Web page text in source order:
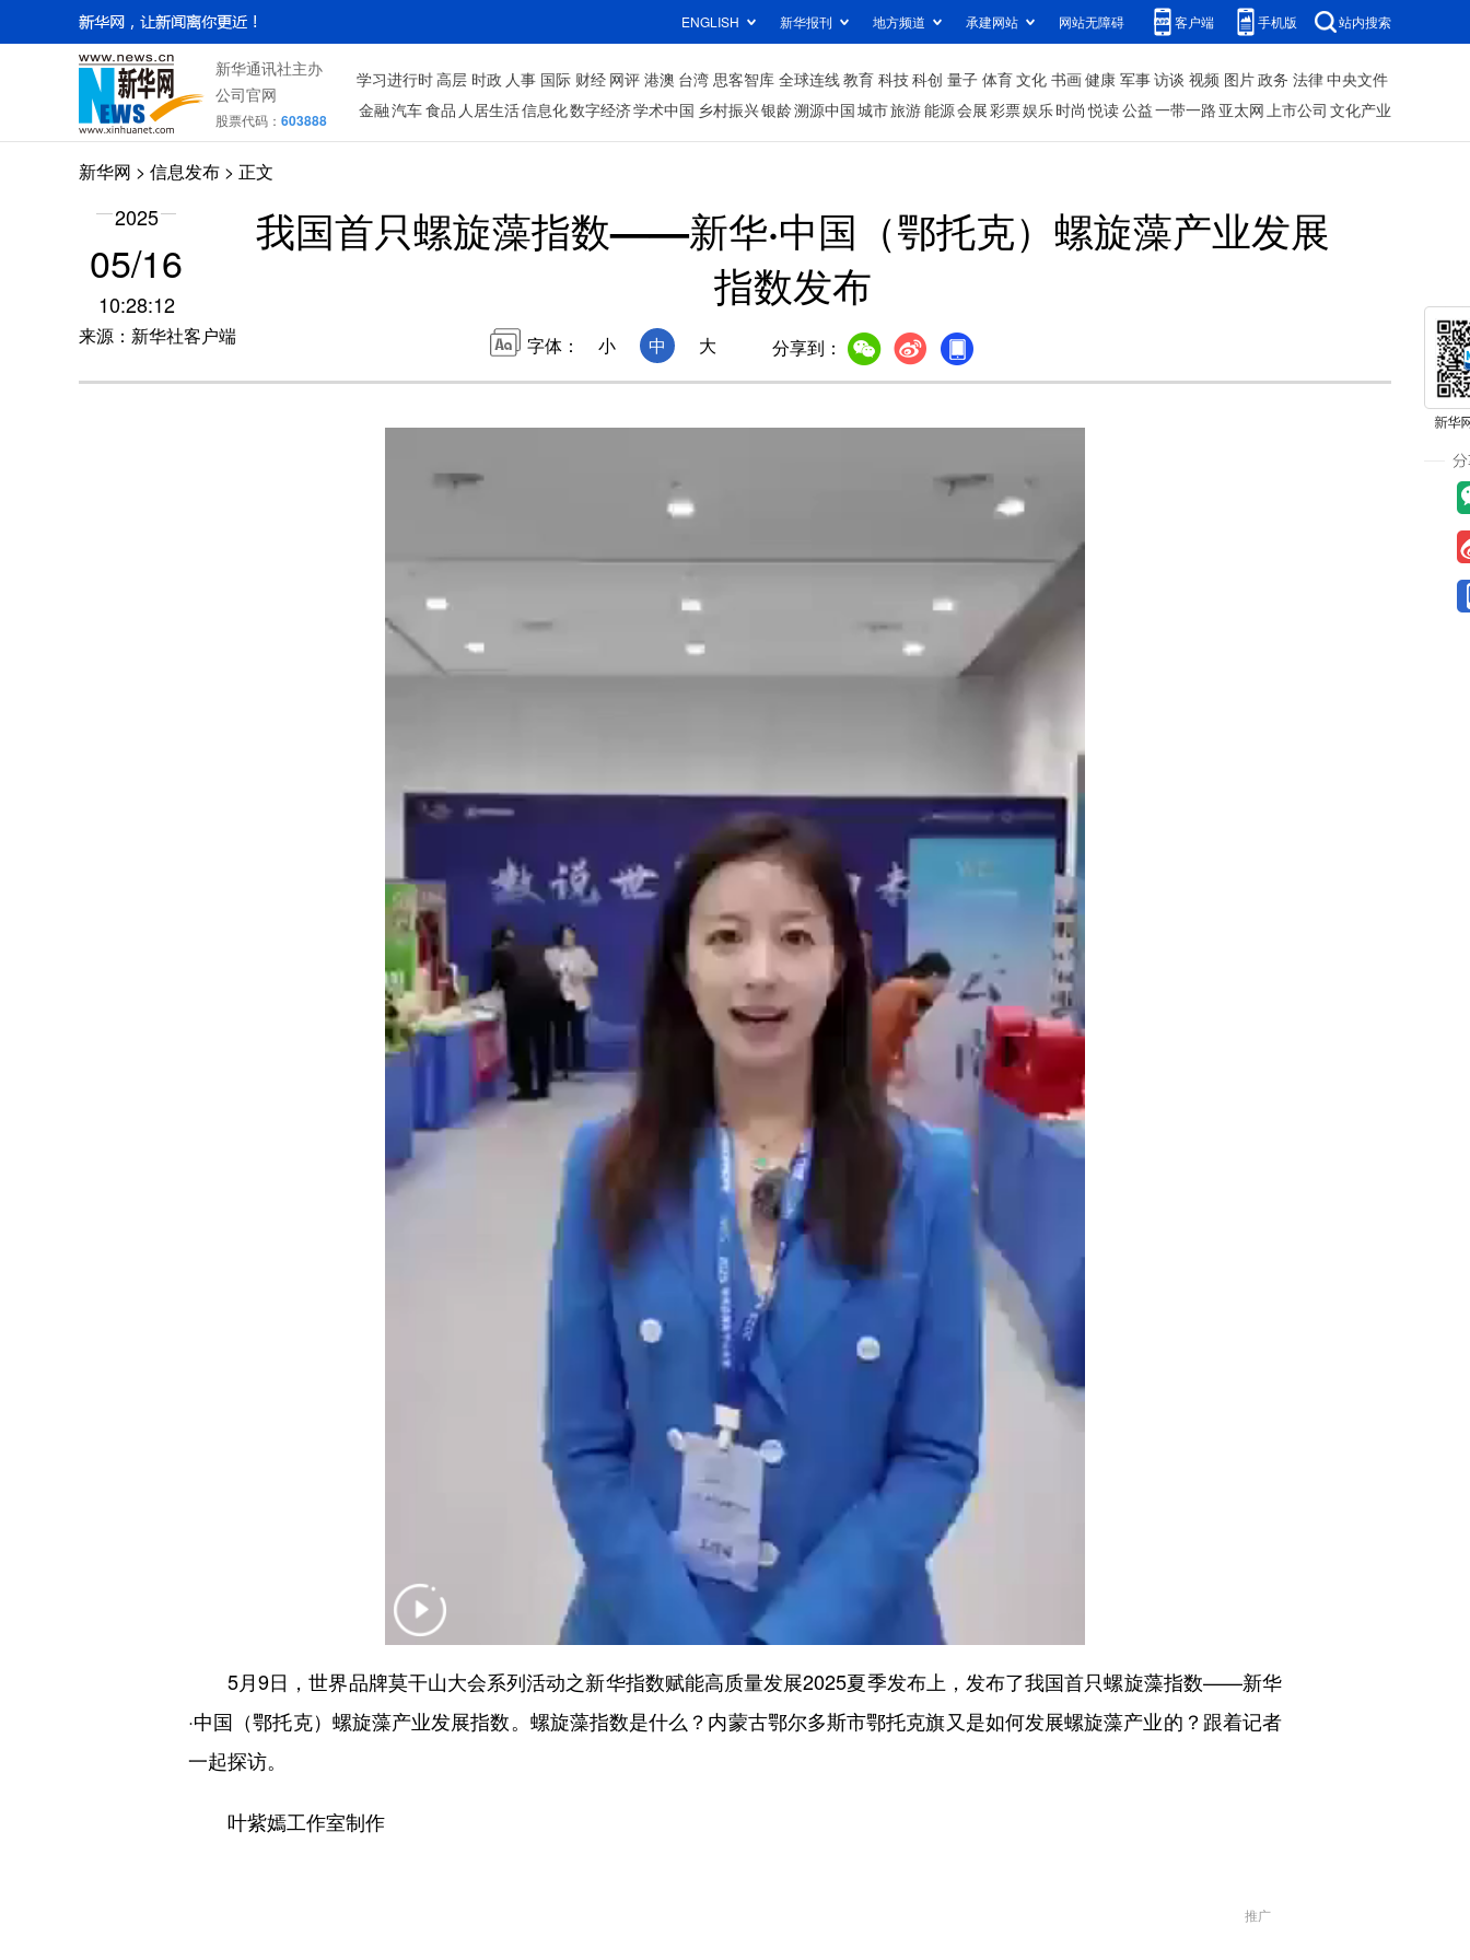
ENGLISH 新华报刊 地方频道 承建网站 网站无障碍 客户端 手机版 站内搜索
新华通讯社主办
公司官网
股票代码： 603888
学习进行时高层 时政 人事 国际 财经 网评 港澳 台湾 思客智库 全球连线教育 科技科创 量子 体育文化 书画健康 军事访谈 视频 图片政务 法律中央文件
金融汽车食品 人居生活信息化数字经济学术中国 乡村振兴银龄溯源中国城市旅游能源会展彩票娱乐时尚 悦读公益一带一路 亚太网上市公司 文化产业
新华网 > 信息发布 > 正文
2025
05/16
10:28:12
来源：新华社客户端
我国首只螺旋藻指数——新华·中国（鄂托克）螺旋藻产业发展
指数发布
字体： 小 中 大 分享到：
5月9日，世界品牌莫干山大会系列活动之新华指数赋能高质量发展2025夏季发布上，发布了我国首只螺旋藻指数——新华
·中国（鄂托克）螺旋藻产业发展指数。螺旋藻指数是什么？内蒙古鄂尔多斯市鄂托克旗又是如何发展螺旋藻产业的？跟着记者
一起探访。
叶紫嫣工作室制作
推广